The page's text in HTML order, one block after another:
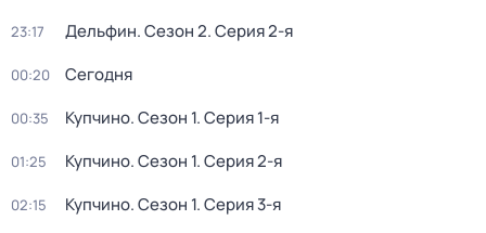
23:17 Дельфин. Сезон 2. Серия 2-я
00:20 Сегодня
00:35 Купчино. Сезон 1. Серия 1-я
01:25 Купчино. Сезон 1. Серия 2-я
02:15 Купчино. Сезон 1. Серия 3-я